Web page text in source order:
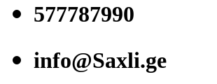
577787990
info@Saxli.ge